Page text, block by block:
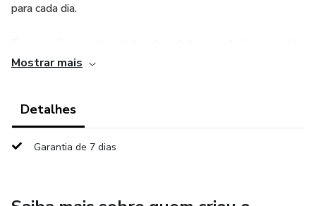
para cada dia.
você a dedicar preciosos
reflexões abençoadas
para iniciar o seu dia com uma perspectiva centrada na fé,
Mostrar mais
Detalhes
Garantia de 7 dias